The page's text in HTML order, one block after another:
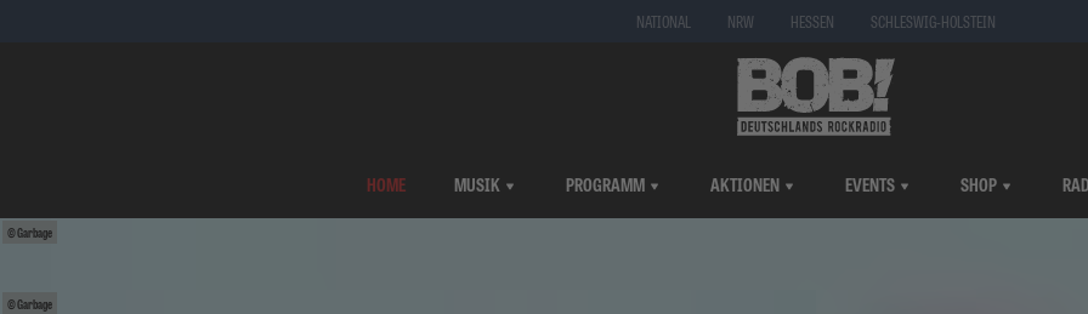
NATIONAL NRW HESSEN SCHLESWIG-HOLSTEIN
HOME MUSIK PROGRAMM AKTIONEN EVENTS SHOP
Garbage
Garbage